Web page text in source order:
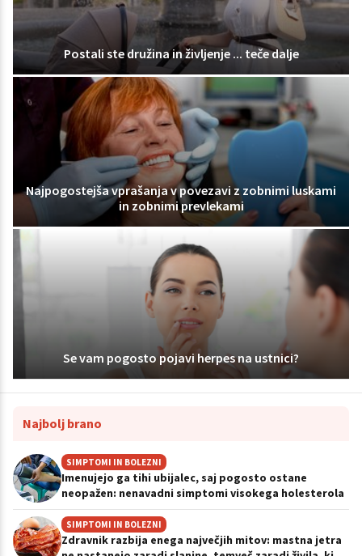
Postali ste družina in življenje ... teče dalje
Najpogostejša vprašanja v povezavi z zobnimi luskami
in zobnimi prevlekami
Se vam pogosto pojavi herpes na ustnici?
Najbolj brano
SIMPTOMI IN BOLEZNI
Imenujejo ga tihi ubijalec, saj pogosto ostane
neopažen: nenavadni simptomi visokega holesterola
SIMPTOMI IN BOLEZNI
Zdravnik razbija enega največjih mitov: mastna jetra